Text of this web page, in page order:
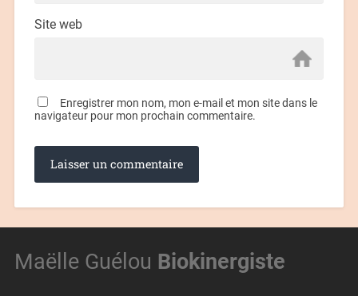
Site web
Enregistrer mon nom, mon e-mail et mon site dans le
navigateur pour mon prochain commentaire.
Maëlle Guélou Biokinergiste